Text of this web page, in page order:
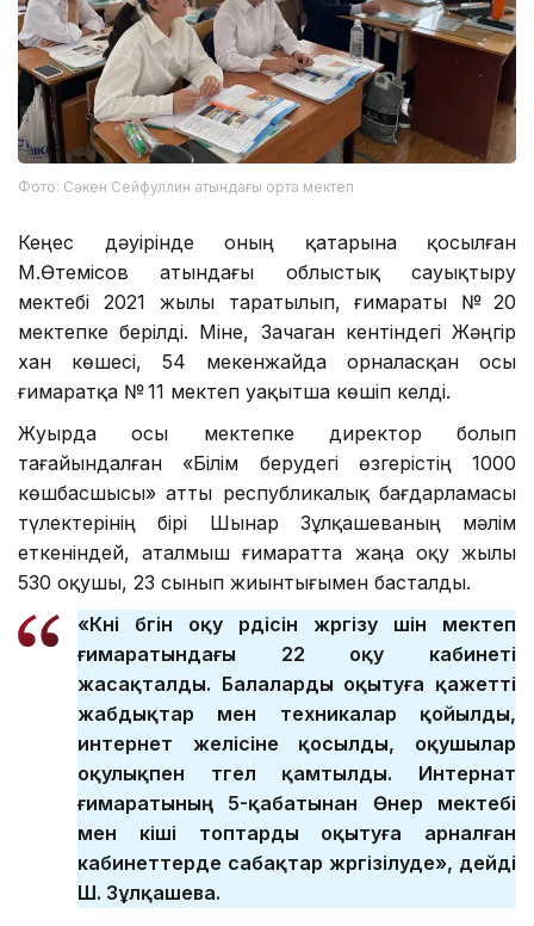
Фото: Сәкен Сейфуллин атындағы орта мектеп
Кеңес дәуірінде оның қатарына қосылған
М.Өтемісов атындағы облыстық сауықтыру
мектебі 2021 жылы таратылып, ғимараты № 20
мектепке берілді. Міне, Зачаган кентіндегі Жәңгір
хан көшесі, 54 мекенжайда орналасқан осы
ғимаратқа № 11 мектеп уақытша көшіп келді.
Жуырда осы мектепке директор болып
тағайындалған «Білім берудегі өзгерістің 1000
көшбасшысы» атты республикалық бағдарламасы
түлектерінің бірі Шынар Зұлқашеваның мәлім
еткеніндей, аталмыш ғимаратта жаңа оқу жылы
530 оқушы, 23 сынып жиынтығымен басталды.
«Күні бүгін оқу үрдісін жүргізу үшін мектеп
ғимаратындағы 22 оқу кабинеті
жасақталды. Балаларды оқытуға қажетті
жабдықтар мен техникалар қойылды,
интернет желісіне қосылды, оқушылар
оқулықпен түгел қамтылды. Интернат
ғимаратының 5-қабатынан Өнер мектебі
мен кіші топтарды оқытуға арналған
кабинеттерде сабақтар жүргізілуде», дейді
Ш. Зұлқашева.